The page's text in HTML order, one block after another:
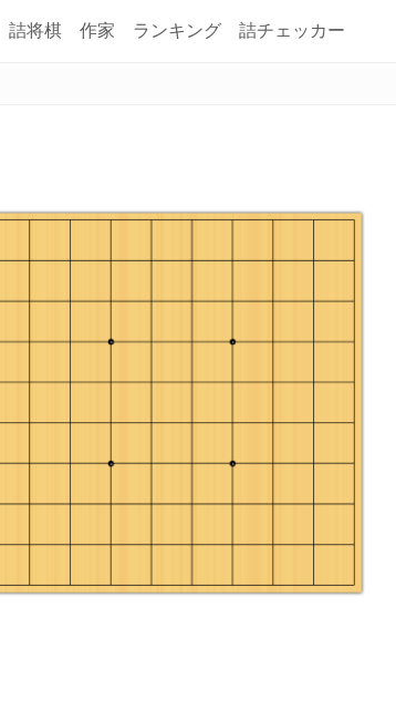
詰将棋 作家 ランキング 詰チェッカー